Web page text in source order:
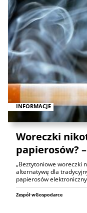
INFORMACJE
Woreczki
papierosów?
„Beztytoniowe woreczki
alternatywę dla
papierosów
Zespół wGospodarce